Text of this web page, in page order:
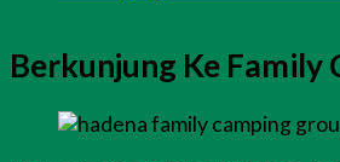
Berkunjung Ke Family